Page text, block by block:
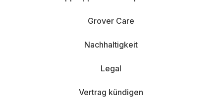
Grover Care
Nachhaltigkeit
Legal
Vertrag kündigen